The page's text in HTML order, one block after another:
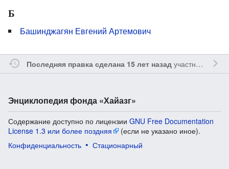
Б
Башинджагян Евгений Артемович
Последняя правка сделана 15 лет назадучастником
Энциклопедия фонда «Хайазг»
Содержание доступно по лицензии GNU Free Documentation
License 1.3 или более поздняя
(если не указано иное).
Конфиденциальность
Стационарный